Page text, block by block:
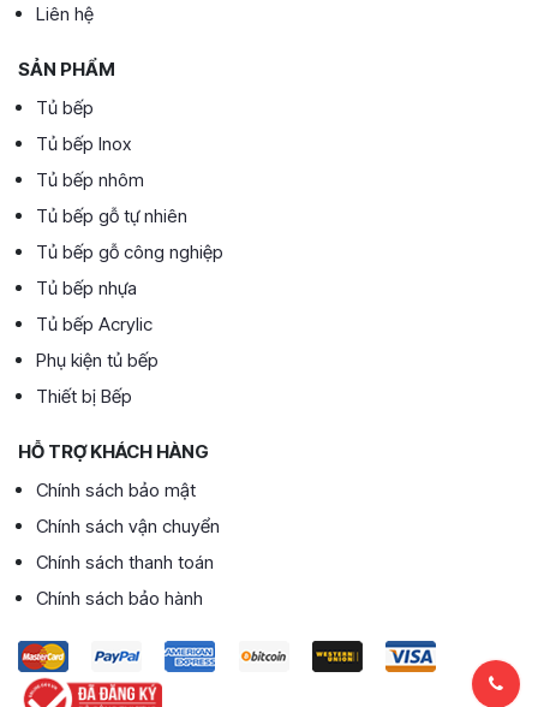
Liên hệ
SẢN PHẨM
Tủ bếp
Tủ bếp Inox
Tủ bếp nhôm
Tủ bếp gỗ tự nhiên
Tủ bếp gỗ công nghiệp
Tủ bếp nhựa
Tủ bếp Acrylic
Phụ kiện tủ bếp
Thiết bị Bếp
HỖ TRỢ KHÁCH HÀNG
Chính sách bảo mật
Chính sách vận chuyển
Chính sách thanh toán
Chính sách bảo hành